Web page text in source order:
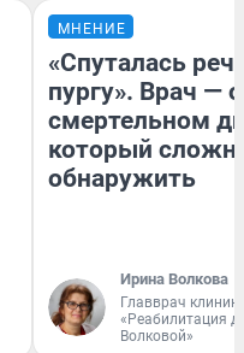
МНЕНИЕ
«Спуталась
пургу». Врач — о
смертельном
который
обнаружить
Ирина Волкова
Главврач
«Реабилитация
Волковой»